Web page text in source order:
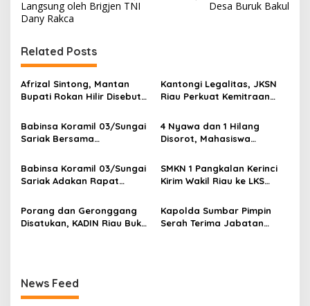
i
g
a
s
i
p
o
s
Langsung oleh Brigjen TNI
Dany Rakca
Desa Buruk Bakul
Related Posts
Afrizal Sintong, Mantan
Bupati Rokan Hilir Disebut
Diterima Kejati, GMPR
Desak Usut Dividen Rp331,7
Kantongi Legalitas, JKSN
Riau Perkuat Kemitraan
Ketahanan Bangsa
Babinsa Koramil 03/Sungai
Sariak Bersama
VII Koto Melaksanakan
Seleksi Calon Anggota
Patamuan
4 Nyawa dan 1 Hilang
Disorot, Mahasiswa
Pelindo
Babinsa Koramil 03/Sungai
Sariak Adakan Rapat
RI Ke-81 Kantor Camat VII
Koto Patamuan
SMKN 1 Pangkalan Kerinci
Kirim Wakil Riau ke LKS
Porang dan Geronggang
Disatukan, KADIN Riau Buka
Kapolda Sumbar Pimpin
Serah Terima Jabatan
News Feed